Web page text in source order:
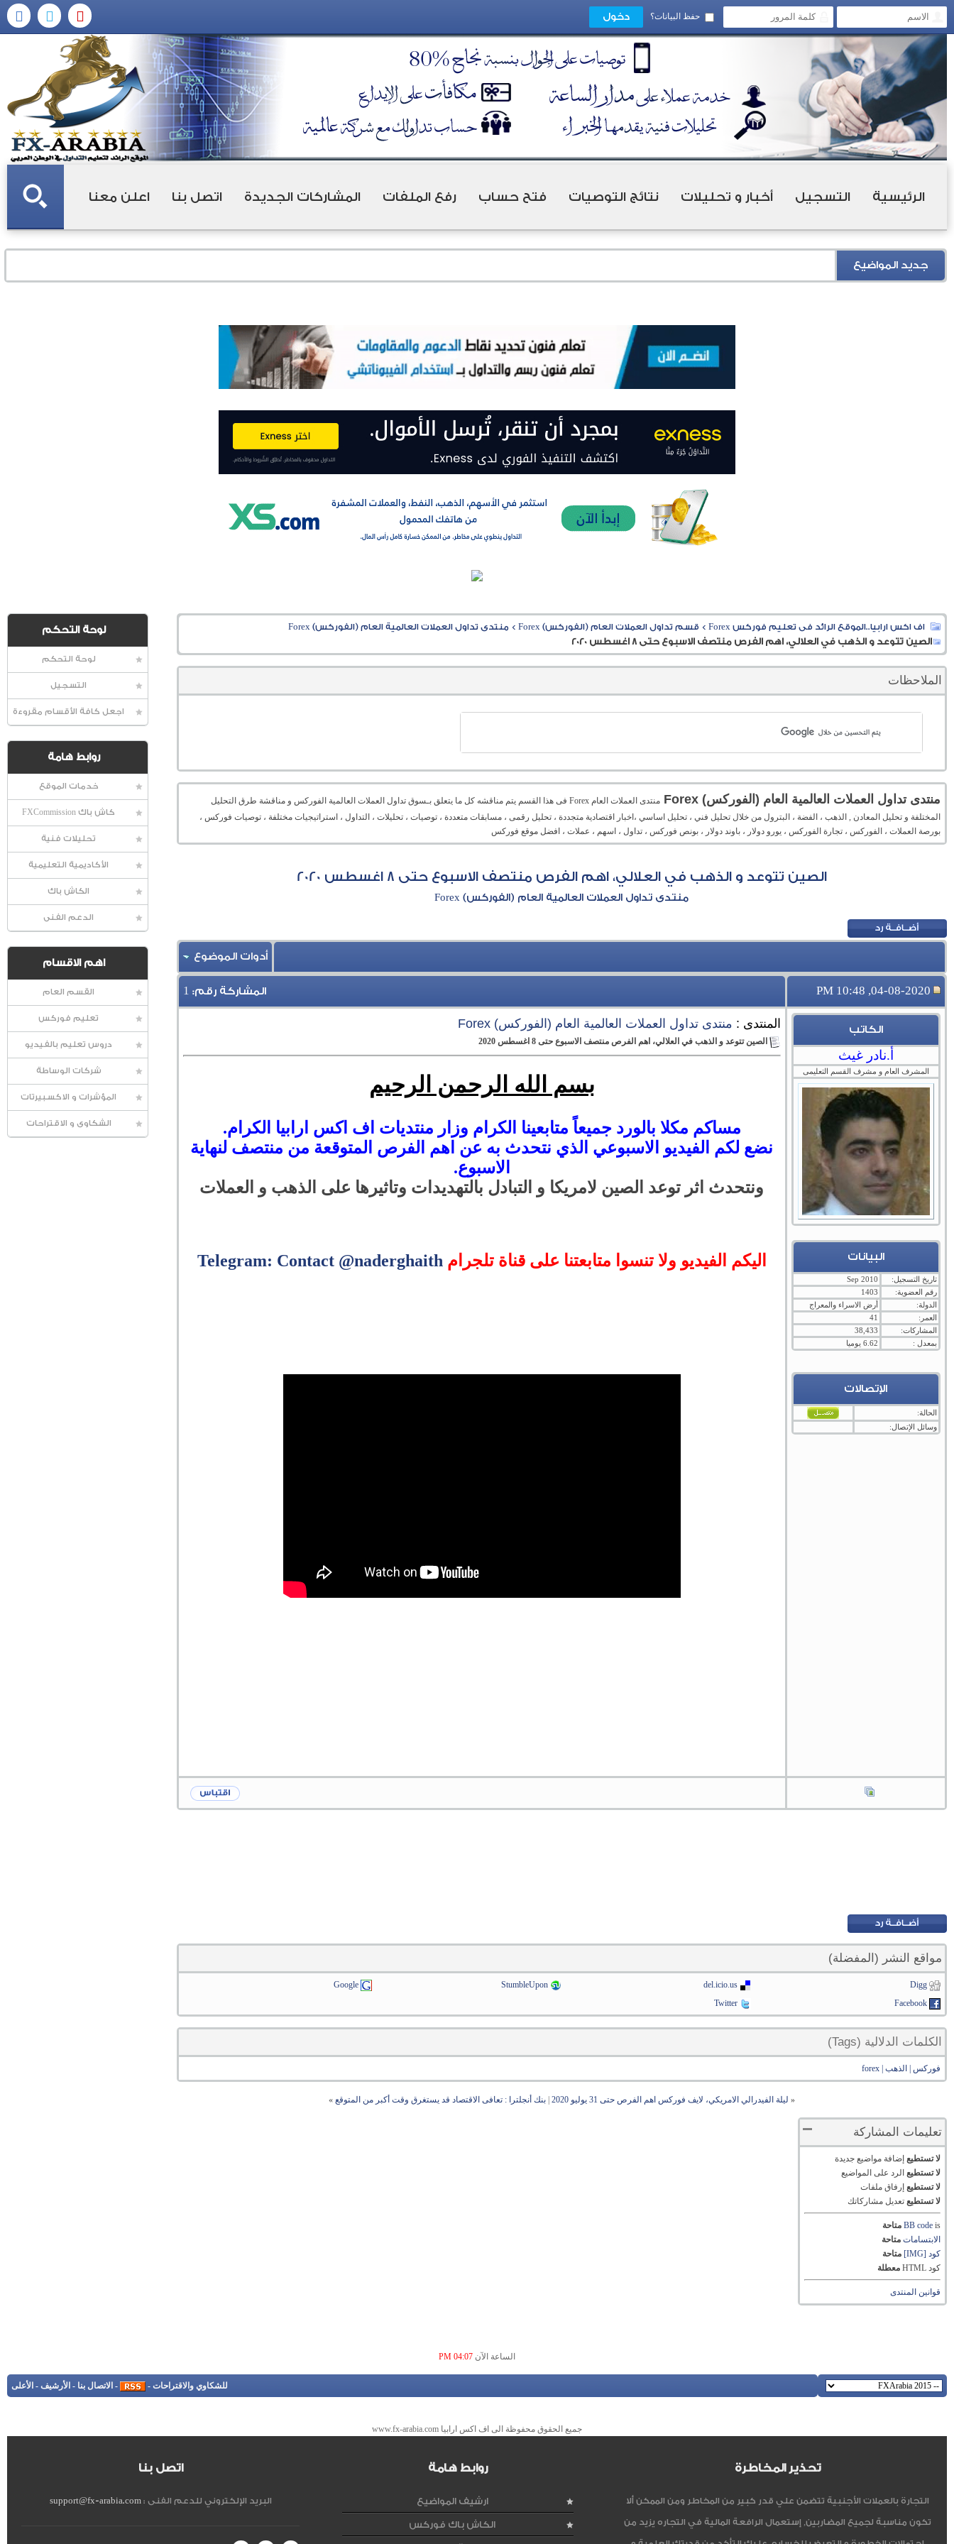
حفظ البيانات؟
الرئيسية التسجيل أخبار و تحليلات نتائج التوصيات فتح حساب رفع الملفات المشاركات الجديدة اتصل بنا اعلن معنا
جديد المواضيع
لوحة التحكم
لوحة التحكم
التسجيل
اجعل كافة الأقسام مقروءة
روابط هامة
خدمات الموقع
كاش باك FXCommission
تحليلات فنية
الأكاديمية التعليمية
الكاش باك
الدعم الفنى
اهم الاقسام
القسم العام
تعليم فوركس
دروس تعليم بالفيديو
شركات الوساطة
المؤشرات و الاكسبيرتات
الشكاوى و الاقتراحات
اف اكس ارابيا..الموقع الرائد فى تعليم فوركس Forex > قسم تداول العملات العام (الفوركس) Forex > منتدى تداول العملات العالمية العام (الفوركس) Forex
الصين تتوعد و الذهب في العلالي، اهم الفرص منتصف الاسبوع حتى 8 اغسطس 2020
الملاحظات
منتدى تداول العملات العالمية العام (الفوركس) Forex
منتدى العملات العام Forex فى هذا القسم يتم مناقشه كل ما يتعلق بـسوق تداول العملات العالمية الفوركس و مناقشة طرق التحليل
المختلفة و تحليل المعادن , الذهب ، الفضة ، البترول من خلال تحليل فني ، تحليل اساسي ،اخبار اقتصادية متجددة ، تحليل رقمى ، مسابقات متعددة ، توصيات ، تحليلات ، التداول ، استراتيجيات مختلفة ، توصيات فوركس ،
بورصة العملات ، الفوركس ، تجارة الفوركس ، يورو دولار ، باوند دولار ، بونص فوركس ، تداول ، اسهم ، عملات ، افضل موقع فوركس
الصين تتوعد و الذهب في العلالي، اهم الفرص منتصف الاسبوع حتى 8 اغسطس 2020
منتدى تداول العملات العالمية العام (الفوركس) Forex
أدوات الموضوع
04-08-2020, 10:48 PM المشاركة رقم: 1
الكاتب
أ.نادر غيث
المشرف العام و مشرف القسم التعليمى
البيانات
تاريخ التسجيل:
Sep 2010
رقم العضوية:
1403
الدولة:
أرض الاسراء والمعراج
العمر:
41
المشاركات:
38,433
بمعدل :
6.62 يوميا
الإتصالات
الحالة:
وسائل الإتصال:
المنتدى : منتدى تداول العملات العالمية العام (الفوركس) Forex
الصين تتوعد و الذهب في العلالي، اهم الفرص منتصف الاسبوع حتى 8 اغسطس 2020
بسم الله الرحمن الرحيم
مساكم مكلا بالورد جميعاً متابعينا الكرام وزار منتديات اف اكس ارابيا الكرام.
نضع لكم
الفيديو الاسبوعي الذي نتحدث به عن اهم الفرص المتوقعة من منتصف لنهاية
الاسبوع.
ونتحدث اثر توعد الصين لامريكا و التبادل بالتهديدات وتاثيرها على الذهب و العملات
اليكم الفيديو ولا تنسوا متابعتنا على قناة تلجرام Telegram: Contact @naderghaith
مواقع النشر (المفضلة)
Digg
del.icio.us
StumbleUpon
Google
Facebook
Twitter
الكلمات الدلالية (Tags)
فوركس | الذهب | forex
« ليلة الفيدرالي الامريكي، لايف فوركس اهم الفرص حتى 31 يوليو 2020 |بنك أنجلترا : تعافى الاقتصاد قد يستغرق وقت أكبر من المتوقع »
تعليمات المشاركة
لا تستطيع إضافة مواضيع جديدة
لا تستطيع الرد على المواضيع
لا تستطيع إرفاق ملفات
لا تستطيع تعديل مشاركاتك
BB codeis
متاحة
الابتسامات متاحة
كود [IMG]
متاحة
كود HTML
معطلة
قوانين المنتدى
الساعة الآن 04:07 PM
للشكاوي والاقتراحات -
- الاتصال بنا - الأرشيف - الأعلى
جميع الحقوق محفوظة الى اف اكس ارابيا www.fx-arabia.com
تحذير المخاطرة
التجارة بالعملات الأجنبية تتضمن علي قدر كبير من المخاطر ومن الممكن ألا
تكون مناسبة لجميع المضاربين, إستعمال الرافعة المالية في التجاره يزيد من
روابط هامة
ارشيف المواضيع
الكاش باك فوركس
اتصل بنا
البريد الإلكتروني للدعم الفنى :support@fx-arabia.com